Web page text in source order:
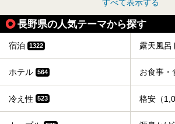
すべて表示する
長野県の人気テーマから探す
宿泊 1322 露天風呂
ホテル 564 お食事・
冷え性 523 格安（